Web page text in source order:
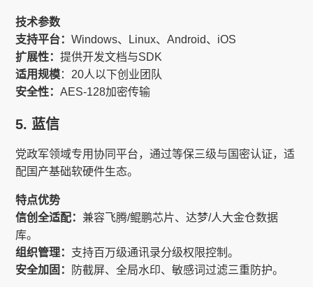
技术参数
支持平台：Windows、Linux、Android、iOS
扩展性：提供开发文档与SDK
适用规模：20人以下创业团队
安全性：AES-128加密传输
5. 蓝信
党政军领域专用协同平台，通过等保三级与国密认证，适
配国产基础软硬件生态。
特点优势
信创全适配： 兼容飞腾/鲲鹏芯片、达梦/人大金仓数据
库。
组织管理： 支持百万级通讯录分级权限控制。
安全加固：
防截屏、全局水印、敏感词过滤三重防护。